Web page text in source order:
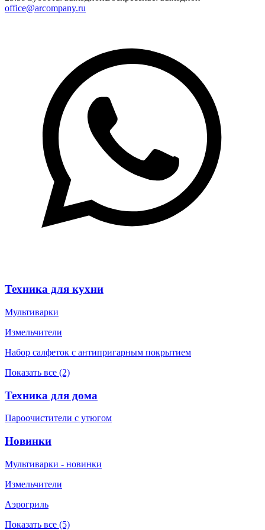
office@arcompany.ru
Техника для кухни
Мультиварки
Измельчители
Набор салфеток с антипригарным покрытием
Показать все (2)
Техника для дома
Пароочистители с утюгом
Новинки
Мультиварки - новинки
Измельчители
Аэрогриль
Показать все (5)